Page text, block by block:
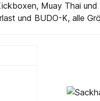
Muay Thai und
und BUDO-K, alle